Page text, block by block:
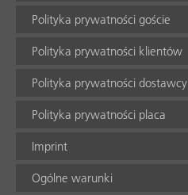
Polityka prywatności goście
Polityka prywatności klientów
Polityka prywatności dostawcy
Polityka prywatności placa
Imprint
Ogólne warunki